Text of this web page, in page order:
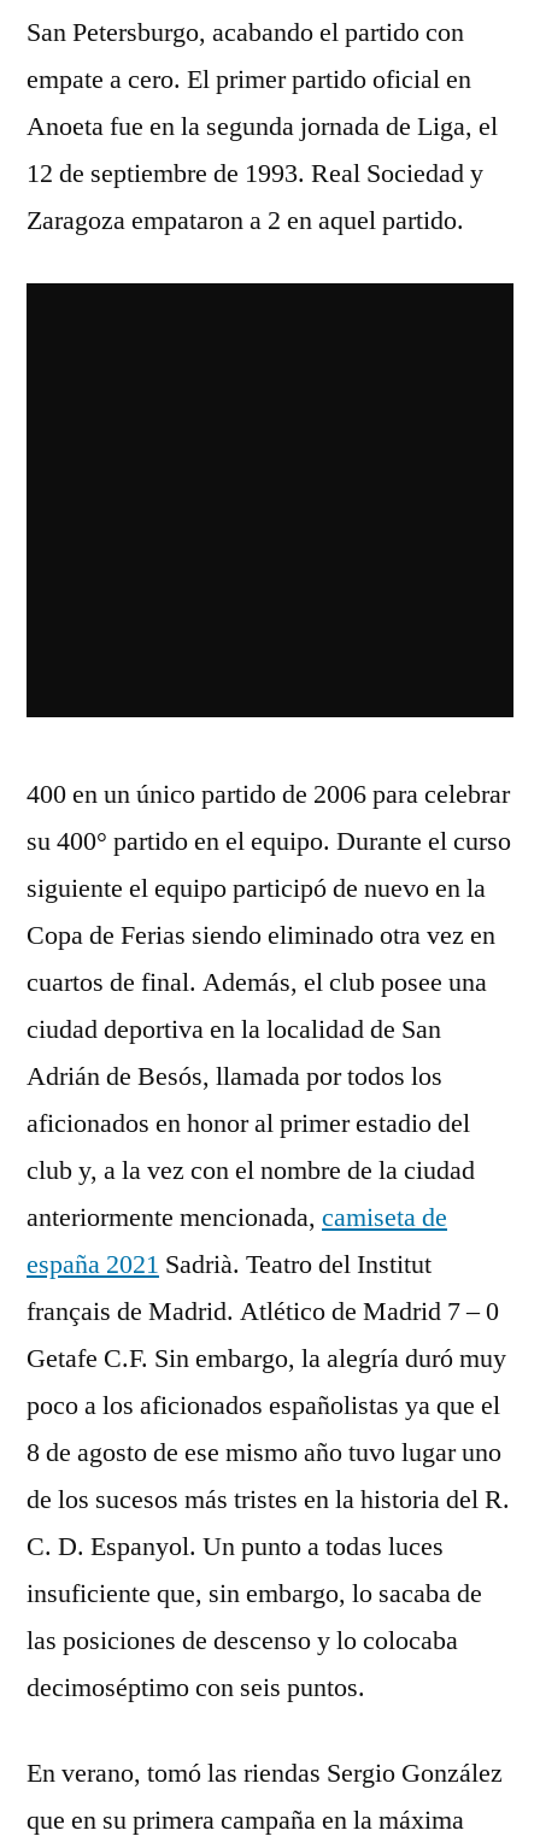
San Petersburgo, acabando el partido con
empate a cero. El primer partido oficial en
Anoeta fue en la segunda jornada de Liga, el
12 de septiembre de 1993. Real Sociedad y
Zaragoza empataron a 2 en aquel partido.
400 en un único partido de 2006 para celebrar
su 400° partido en el equipo. Durante el curso
siguiente el equipo participó de nuevo en la
Copa de Ferias siendo eliminado otra vez en
cuartos de final. Además, el club posee una
ciudad deportiva en la localidad de San
Adrián de Besós, llamada por todos los
aficionados en honor al primer estadio del
club y, a la vez con el nombre de la ciudad
anteriormente mencionada, camiseta de
españa 2021 Sadrià. Teatro del Institut
français de Madrid. Atlético de Madrid 7 – 0
Getafe C.F. Sin embargo, la alegría duró muy
poco a los aficionados españolistas ya que el
8 de agosto de ese mismo año tuvo lugar uno
de los sucesos más tristes en la historia del R.
C. D. Espanyol. Un punto a todas luces
insuficiente que, sin embargo, lo sacaba de
las posiciones de descenso y lo colocaba
decimoséptimo con seis puntos.
En verano, tomó las riendas Sergio González
que en su primera campaña en la máxima